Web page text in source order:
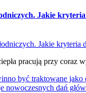
Jakie
pracują przy coraz
być traktowane jako
nowoczesnych dań